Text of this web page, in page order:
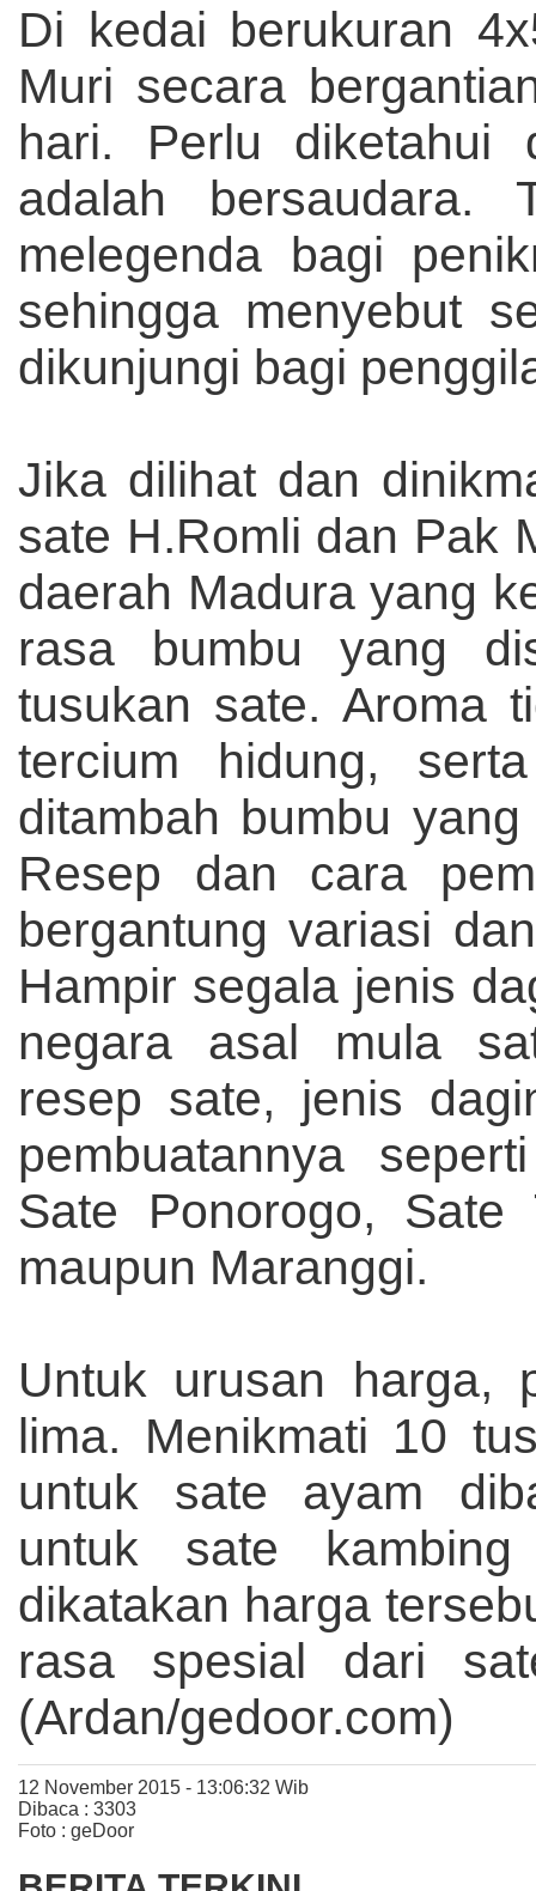
Di kedai berukuran
Muri secara
hari. Perlu diketahui
adalah bersaudara.
melegenda bagi
sehingga menyebut
dikunjungi bagi
Jika dilihat dan
sate H.Romli dan Pak
daerah Madura yang
rasa bumbu yang
tusukan sate. Aroma
tercium hidung,
ditambah bumbu
Resep dan cara
bergantung variasi
Hampir segala jenis
negara asal mula
resep sate, jenis
pembuatannya
Sate Ponorogo, Sate
maupun Maranggi.
Untuk urusan harga,
lima. Menikmati 10
untuk sate ayam
untuk sate
dikatakan harga
rasa spesial dari
(Ardan/gedoor.com)
12 November 2015 - 13:06:32 Wib
Dibaca : 3303
Foto : geDoor